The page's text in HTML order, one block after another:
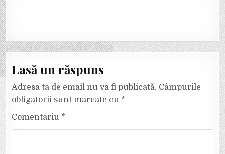
Lasă un răspuns
Adresa ta de email nu va fi publicată. Câmpurile
obligatorii sunt marcate cu *
Comentariu *